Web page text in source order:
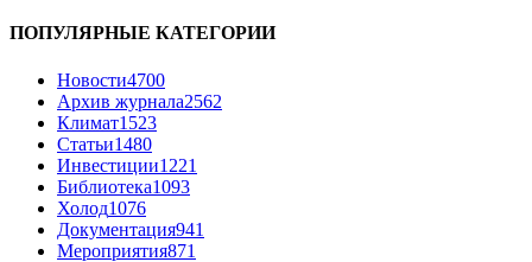
ПОПУЛЯРНЫЕ КАТЕГОРИИ
Новости4700
Архив журнала2562
Климат1523
Статьи1480
Инвестиции1221
Библиотека1093
Холод1076
Документация941
Мероприятия871